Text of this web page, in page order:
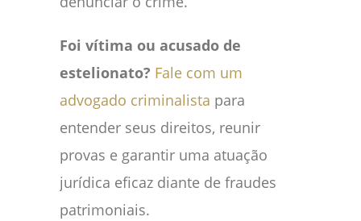
Foi vítima ou acusado de
estelionato? Fale com um
advogado criminalista para
entender seus direitos, reunir
provas e garantir uma atuação
jurídica eficaz diante de fraudes
patrimoniais.